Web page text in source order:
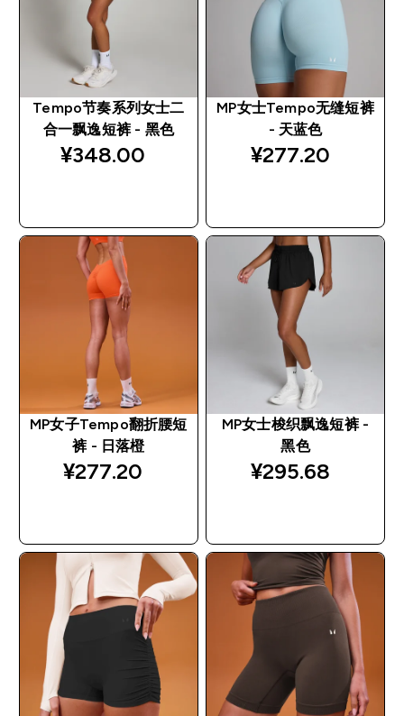
Tempo节奏系列女士二
合一飘逸短裤 - 黑色
¥348.00‎
MP女士Tempo无缝短裤
- 天蓝色
¥277.20‎
MP女子Tempo翻折腰短
裤 - 日落橙
¥277.20‎
MP女士梭织飘逸短裤 -
黑色
¥295.68‎